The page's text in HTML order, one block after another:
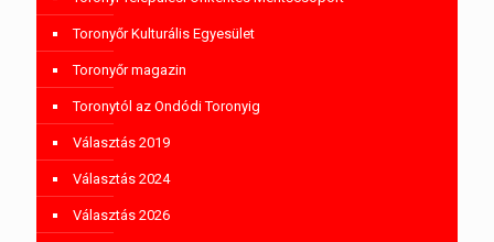
Toronyőr Kulturális Egyesület
Toronyőr magazin
Toronytól az Ondódi Toronyig
Választás 2019
Választás 2024
Választás 2026